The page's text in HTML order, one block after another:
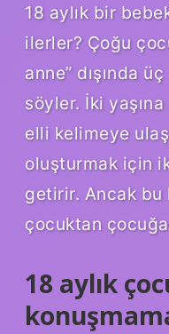
18 aylık bir
ilerler? Çoğu
anne” dışında
söyler. İki
elli kelimeye
oluşturmak için
getirir. Ancak bu
çocuktan
18 aylık